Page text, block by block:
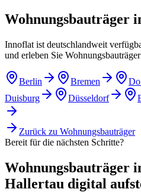
Wohnungsbauträger
Innoflat ist deutschlandweit
und erleben Sie
Berlin Bremen
Duisburg
Düsseldorf
Zurück zu Wohnungsbauträger
Bereit für die nächsten Schritte?
Wohnungsbauträger
Hallertau digital